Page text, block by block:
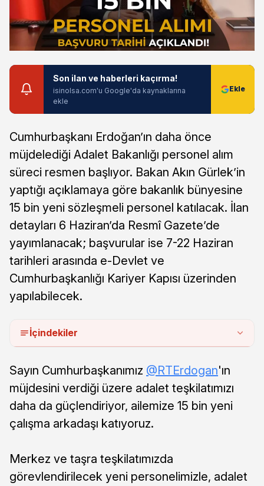
Son ilan ve haberleri kaçırma!
isinolsa.com'u Google'da kaynaklarına
ekle
Cumhurbaşkanı Erdoğan’ın daha önce
müjdelediği Adalet Bakanlığı personel alım
süreci resmen başlıyor. Bakan Akın Gürlek’in
yaptığı açıklamaya göre bakanlık bünyesine
15 bin yeni sözleşmeli personel katılacak. İlan
detayları 6 Haziran’da Resmî Gazete’de
yayımlanacak; başvurular ise 7-22 Haziran
tarihleri arasında e-Devlet ve
Cumhurbaşkanlığı Kariyer Kapısı üzerinden
yapılabilecek.
İçindekiler
Sayın Cumhurbaşkanımız @RTErdogan'ın
müjdesini verdiği üzere adalet teşkilatımızı
daha da güçlendiriyor, ailemize 15 bin yeni
çalışma arkadaşı katıyoruz.
Merkez ve taşra teşkilatımızda
görevlendirilecek yeni personelimizle, adalet